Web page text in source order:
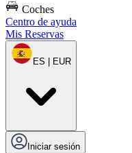
Coches
Centro de ayuda
Mis Reservas
ES | EUR
Iniciar sesión